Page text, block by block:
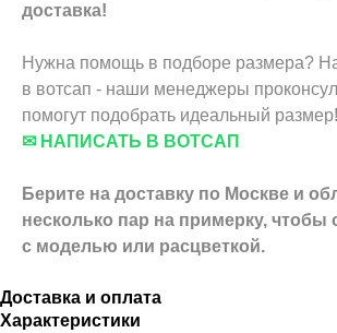
доставка!
Нужна помощь в подборе размера?
в вотсап - наши менеджеры
помогут подобрать идеальный размер!
✉ НАПИСАТЬ В ВОТСАП
Берите на доставку по Москве и
несколько пар на примерку, чтобы
с моделью или расцветкой.
Доставка и оплата
Характеристики